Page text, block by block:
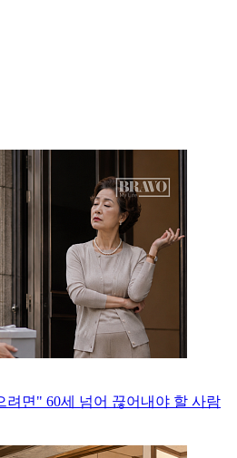
려면" 60세 넘어 끊어내야 할 사람